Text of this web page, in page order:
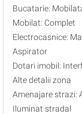
Bucatarie:
Mobilat: Complet
Electrocasnice:
Aspirator
Dotari imobil:
Alte detalii zona
Amenajare strazi:
Iluminat stradal